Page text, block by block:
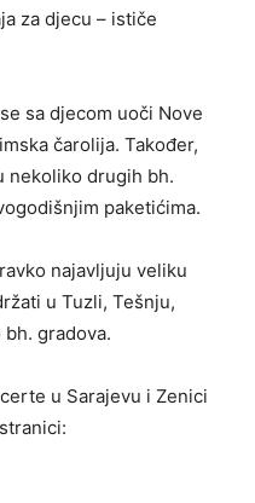
za djecu – ističe
sa djecom uoči Nove
čarolija. Također,
nekoliko drugih bh.
paketićima.
najavljuju veliku
u Tuzli, Tešnju,
gradova.
u Sarajevu i Zenici